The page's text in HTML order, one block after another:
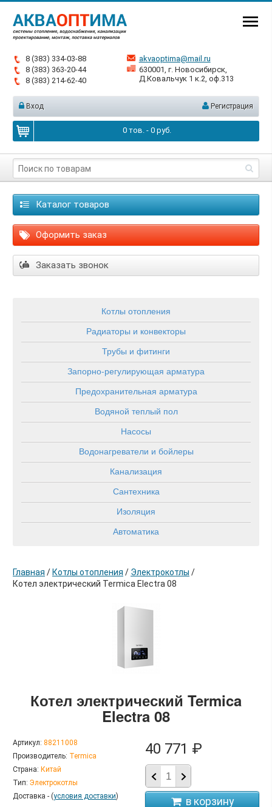
8 (383) 334-03-88
8 (383) 363-20-44
8 (383) 214-62-40
akvaoptima@mail.ru
630001, г. Новосибирск,
Д.Ковальчук 1 к.2, оф.313
Вход Регистрация
0тов. - 0руб.
Каталог товаров
Оформить заказ
Заказать звонок
Котлы отопления
Радиаторы и конвекторы
Трубы и фитинги
Запорно-регулирующая арматура
Предохранительная арматура
Водяной теплый пол
Насосы
Водонагреватели и бойлеры
Канализация
Сантехника
Изоляция
Автоматика
Главная / Котлы отопления / Электрокотлы /
Котел электрический Termica Electra 08
Котел электрический Termica
Electra 08
Артикул: 88211008
Производитель: Termica
Страна: Китай
Тип: Электрокотлы
Доставка - (условия доставки)
40 771 ₽